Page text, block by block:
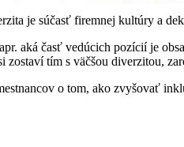
je súčasť firemnej kultúry a
aká časť vedúcich pozícií je
tím s väčšou diverzitou,
o tom, ako zvyšovať